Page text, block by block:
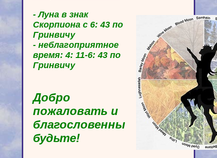
- Луна в знак
Скорпиона с 6: 43 по
Гринвичу
- неблагоприятное
время: 4: 11-6: 43 по
Гринвичу
Добро
пожаловать и
благословенны
будьте!